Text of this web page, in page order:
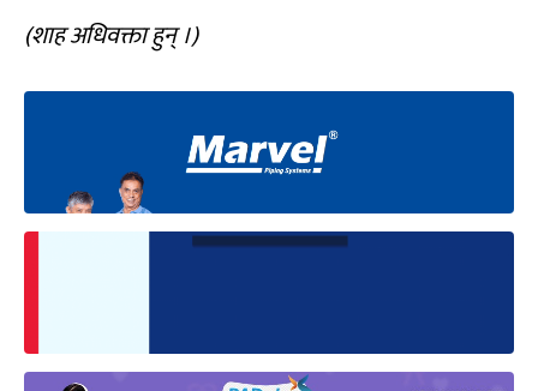
(शाह अधिवक्ता हुन् ।)